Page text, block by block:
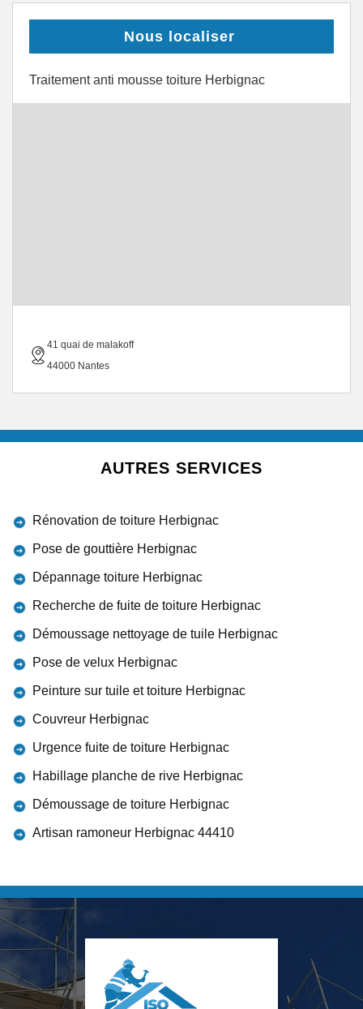
Nous localiser
Traitement anti mousse toiture Herbignac
41 quai de malakoff
44000 Nantes
AUTRES SERVICES
Rénovation de toiture Herbignac
Pose de gouttière Herbignac
Dépannage toiture Herbignac
Recherche de fuite de toiture Herbignac
Démoussage nettoyage de tuile Herbignac
Pose de velux Herbignac
Peinture sur tuile et toiture Herbignac
Couvreur Herbignac
Urgence fuite de toiture Herbignac
Habillage planche de rive Herbignac
Démoussage de toiture Herbignac
Artisan ramoneur Herbignac 44410